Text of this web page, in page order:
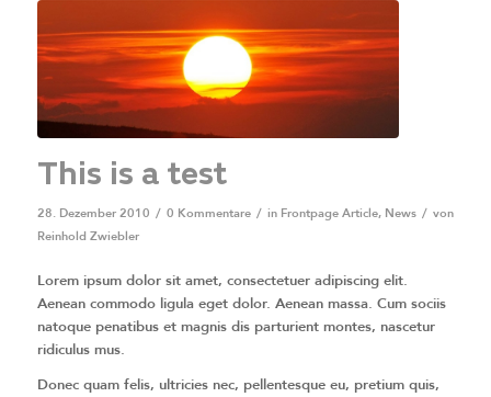
This is a test
28. Dezember 2010 / 0 Kommentare / in Frontpage Article, News / von
Reinhold Zwiebler
Lorem ipsum dolor sit amet, consectetuer adipiscing elit.
Aenean commodo ligula eget dolor. Aenean massa. Cum sociis
natoque penatibus et magnis dis parturient montes, nascetur
ridiculus mus.
Donec quam felis, ultricies nec, pellentesque eu, pretium quis,